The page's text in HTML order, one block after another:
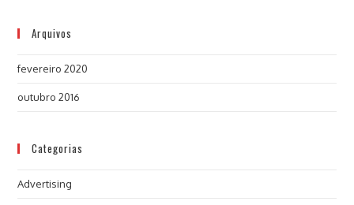
Arquivos
fevereiro 2020
outubro 2016
Categorias
Advertising